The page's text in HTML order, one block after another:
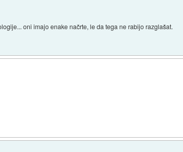
oni imajo enake načrte, le da tega ne rabijo razglašat.